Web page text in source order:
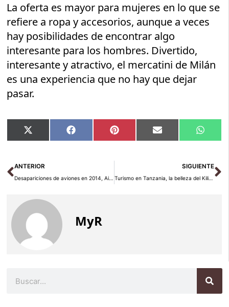
La oferta es mayor para mujeres en lo que se
refiere a ropa y accesorios, aunque a veces
hay posibilidades de encontrar algo
interesante para los hombres. Divertido,
interesante y atractivo, el mercatini de Milán
es una experiencia que no hay que dejar
pasar.
Compartir
en
X
(Twitter)
Compartir
en
Facebook Compartir
en
Pinterest Compartir
en
Email
en
Ant
ANTERIOR
Desapariciones de aviones en 2014, AirAsia cierra el año trágico
SIGUIENTE
Turismo en Tanzania, la belleza del Kilimanjaro
MyR